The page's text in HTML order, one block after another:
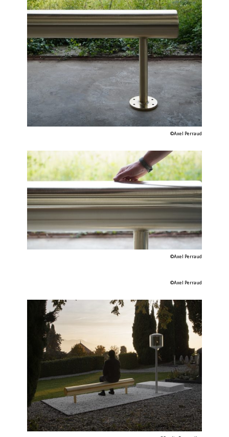
©Axel Perraud
©Axel Perraud
©Axel Perraud